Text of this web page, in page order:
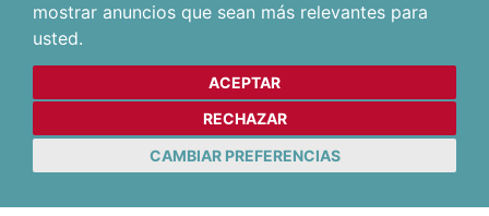
mostrar anuncios que sean más relevantes para
usted.
ACEPTAR
RECHAZAR
CAMBIAR PREFERENCIAS